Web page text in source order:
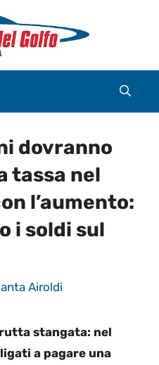
dovranno
tassa nel
l’aumento:
i soldi sul
Airoldi
stangata: nel
a pagare una